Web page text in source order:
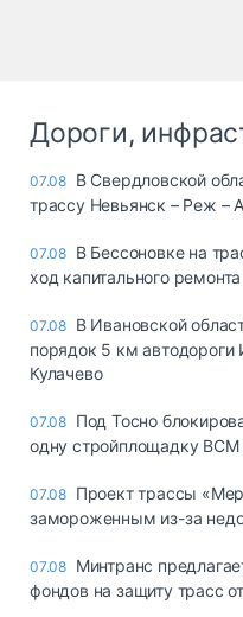
Дороги,
07.08 В Свердловской
трассу Невьянск – Реж –
07.08 В Бессоновке на
ход капитального
07.08 В Ивановской
порядок 5 км автодороги
Кулачево
07.08 Под Тосно
одну стройплощадку ВСМ
07.08 Проект трассы
замороженным из-за
07.08 Минтранс
фондов на защиту трасс